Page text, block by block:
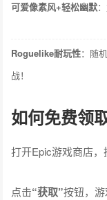
可爱像素风+轻松幽默
Roguelike耐玩性：随
战！
如何免费领
打开Epic游戏商店，
点击“获取”按钮，游